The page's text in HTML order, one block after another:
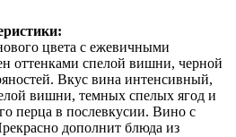
цвета с ежевичными
оттенками спелой вишни, черной
Вкус вина интенсивный,
вишни, темных спелых ягод и
перца в послевкусии. Вино с
дополнит блюда из